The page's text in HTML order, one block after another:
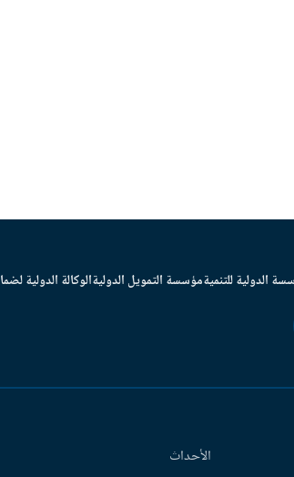
الدولية للتنميةمؤسسة التمويل الدوليةالوكالة الدولية
الأحداث